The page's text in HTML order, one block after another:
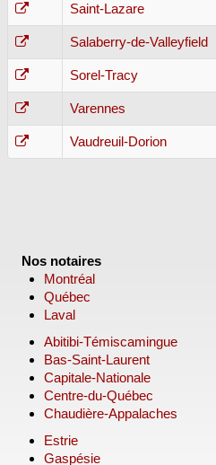
Saint-Lazare
Salaberry-de-Valleyfield
Sorel-Tracy
Varennes
Vaudreuil-Dorion
Nos notaires
Montréal
Québec
Laval
Abitibi-Témiscamingue
Bas-Saint-Laurent
Capitale-Nationale
Centre-du-Québec
Chaudière-Appalaches
Estrie
Gaspésie